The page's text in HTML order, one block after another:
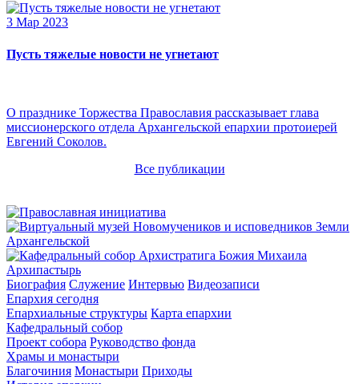
3 Мар 2023
Пусть тяжелые новости не угнетают
О празднике Торжества Православия рассказывает глава
миссионерского отдела Архангельской епархии протоиерей
Евгений Соколов.
Все публикации
Архипастырь
Биография Служение Интервью Видеозаписи
Епархия сегодня
Епархиальные структуры Карта епархии
Кафедральный собор
Проект собора Руководство фонда
Храмы и монастыри
Благочиния Монастыри Приходы